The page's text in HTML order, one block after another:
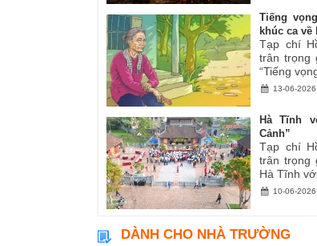
Tiếng
khúc ca về
Tạp chí
trân trọng
“Tiếng
13-06-2026
Hà Tĩnh
Cảnh”
Tạp chí
trân trọng
Hà Tĩnh
10-06-2026
DÀNH CHO NHÀ TRƯỜNG